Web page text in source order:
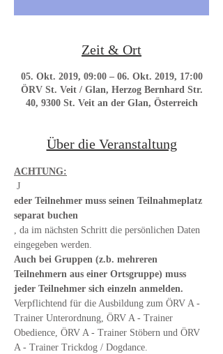
Zeit & Ort
05. Okt. 2019, 09:00 – 06. Okt. 2019, 17:00
ÖRV St. Veit / Glan, Herzog Bernhard Str.
40, 9300 St. Veit an der Glan, Österreich
Über die Veranstaltung
ACHTUNG:
J
eder Teilnehmer muss seinen Teilnahmeplatz
separat buchen
, da im nächsten Schritt die persönlichen Daten
eingegeben werden.
Auch bei Gruppen (z.b. mehreren
Teilnehmern aus einer Ortsgruppe) muss
jeder Teilnehmer sich einzeln anmelden.
Verpflichtend für die Ausbildung zum ÖRV A -
Trainer Unterordnung, ÖRV A - Trainer
Obedience, ÖRV A - Trainer Stöbern und ÖRV
A - Trainer Trickdog / Dogdance.